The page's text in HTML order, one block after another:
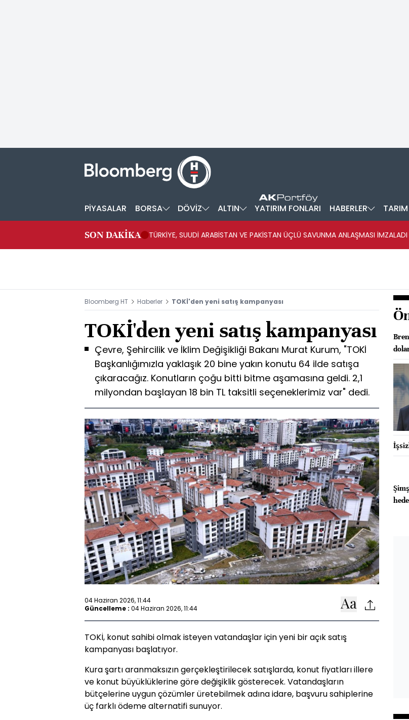
PİYASALAR BORSA DÖVİZ ALTIN YATIRIM FONLARI HABERLER TARIM
SON DAKİKA TÜRKİYE, SUUDİ ARABİSTAN VE PAKİSTAN ÜÇLÜ SAVUNMA ANLAŞMASI İMZALADI
Bloomberg HT Haberler TOKİ'den yeni satış kampanyası
TOKİ'den yeni satış kampanyası
Çevre, Şehircilik ve İklim Değişikliği Bakanı Murat Kurum, "TOKİ
Başkanlığımızla yaklaşık 20 bine yakın konutu 64 ilde satışa
çıkaracağız. Konutların çoğu bitti bitme aşamasına geldi. 2,1
milyondan başlayan 18 bin TL taksitli seçeneklerimiz var" dedi.
04 Haziran 2026, 11:44
Güncelleme : 04 Haziran 2026, 11:44
TOKİ, konut sahibi olmak isteyen vatandaşlar için yeni bir açık satış
kampanyası başlatıyor.
Kura şartı aranmaksızın gerçekleştirilecek satışlarda, konut fiyatları illere
ve konut büyüklüklerine göre değişiklik gösterecek. Vatandaşların
bütçelerine uygun çözümler üretebilmek adına idare, başvuru sahiplerine
üç farklı ödeme alternatifi sunuyor.